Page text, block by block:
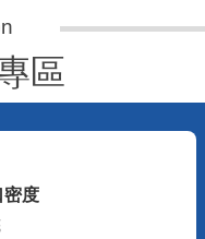
區